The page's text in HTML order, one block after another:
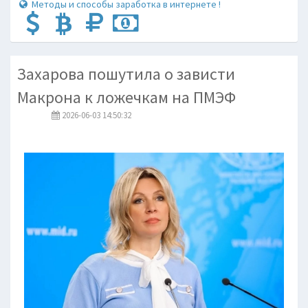
Методы и способы заработка в интернете !
Захарова пошутила о зависти
Макрона к ложечкам на ПМЭФ
2026-06-03 14:50:32